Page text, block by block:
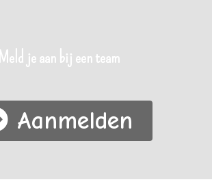
Meld je aan bij een team
Aanmelden